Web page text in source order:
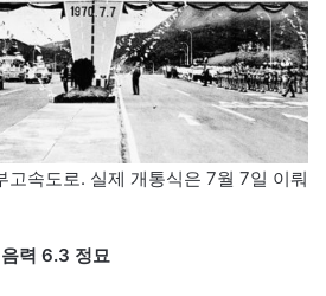
고속도로. 실제 개통식은 7월 7일 이뤄
력 6.3 정묘